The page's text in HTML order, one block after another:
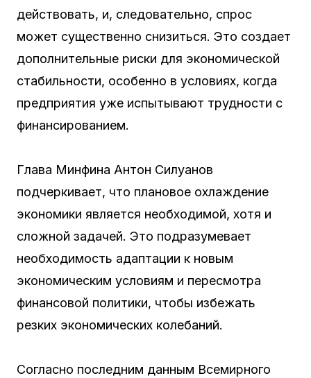
действовать, и, следовательно, спрос
может существенно снизиться. Это создает
дополнительные риски для экономической
стабильности, особенно в условиях, когда
предприятия уже испытывают трудности с
финансированием.
Глава Минфина Антон Силуанов
подчеркивает, что плановое охлаждение
экономики является необходимой, хотя и
сложной задачей. Это подразумевает
необходимость адаптации к новым
экономическим условиям и пересмотра
финансовой политики, чтобы избежать
резких экономических колебаний.
Согласно последним данным Всемирного